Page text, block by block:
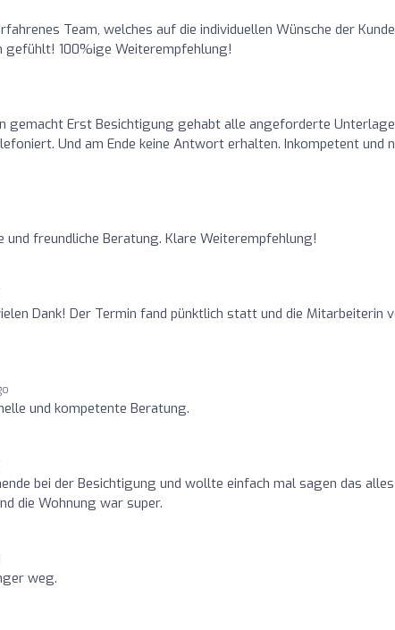
Team, welches auf die individuellen Wünsche der
gefühlt! 100%ige Weiterempfehlung!
gemacht Erst Besichtigung gehabt alle angeforderte
Und am Ende keine Antwort erhalten. Inkompetent und
und freundliche Beratung. Klare Weiterempfehlung!
Dank! Der Termin fand pünktlich statt und die Mitarbeiterin
und kompetente Beratung.
bei der Besichtigung und wollte einfach mal sagen das
die Wohnung war super.
weg.